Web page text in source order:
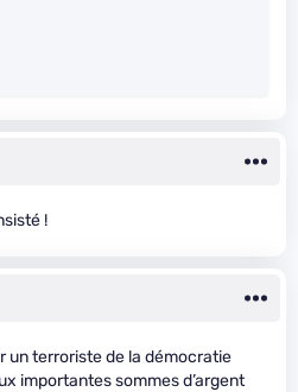
!
un terroriste de la démocratie
importantes sommes d’argent